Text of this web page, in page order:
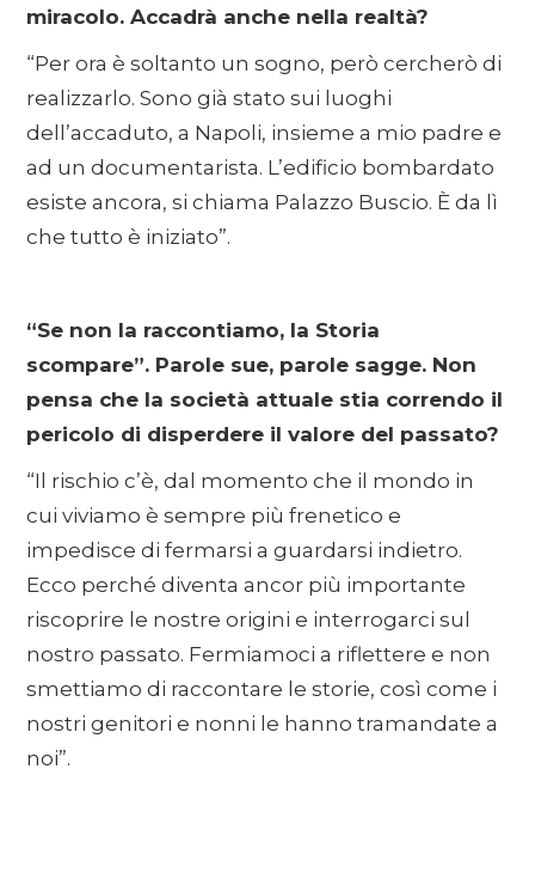
miracolo. Accadrà anche nella realtà?
“Per ora è soltanto un sogno, però cercherò di
realizzarlo. Sono già stato sui luoghi
dell’accaduto, a Napoli, insieme a mio padre e
ad un documentarista. L’edificio bombardato
esiste ancora, si chiama Palazzo Buscio. È da lì
che tutto è iniziato”.
“Se non la raccontiamo, la Storia
scompare”. Parole sue, parole sagge. Non
pensa che la società attuale stia correndo il
pericolo di disperdere il valore del passato?
“Il rischio c’è, dal momento che il mondo in
cui viviamo è sempre più frenetico e
impedisce di fermarsi a guardarsi indietro.
Ecco perché diventa ancor più importante
riscoprire le nostre origini e interrogarci sul
nostro passato. Fermiamoci a riflettere e non
smettiamo di raccontare le storie, così come i
nostri genitori e nonni le hanno tramandate a
noi”.